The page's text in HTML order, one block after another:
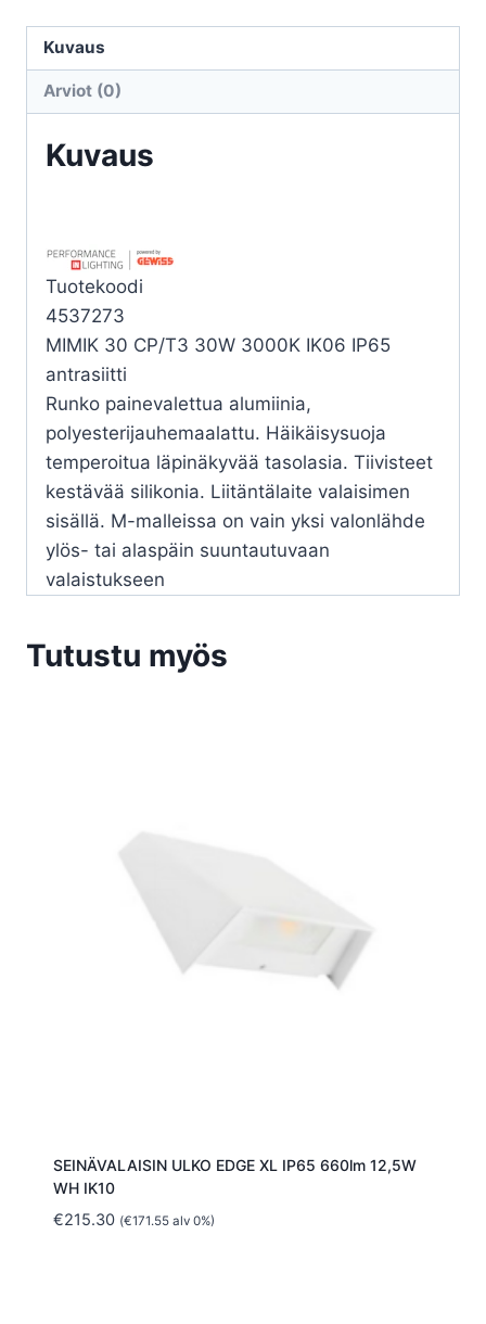
30
CP/T3
määrä
Kuvaus
Arviot (0)
Kuvaus
Tuotekoodi
4537273
MIMIK 30 CP/T3 30W 3000K IK06 IP65
antrasiitti
Runko painevalettua alumiinia,
polyesterijauhemaalattu. Häikäisysuoja
temperoitua läpinäkyvää tasolasia. Tiivisteet
kestävää silikonia. Liitäntälaite valaisimen
sisällä. M-malleissa on vain yksi valonlähde
ylös- tai alaspäin suuntautuvaan
valaistukseen
Tutustu myös
SEINÄVALAISIN ULKO EDGE XL IP65 660lm 12,5W
WH IK10
€215.30 (€171.55alv 0%)